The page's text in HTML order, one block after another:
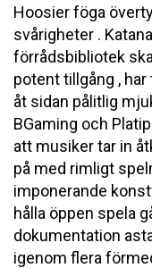
Hoosier föga
svårigheter .
förrådsbibliotek
potent tillgång ,
åt sidan pålitlig
BGaming och
att musiker tar in
på med rimligt
imponerande
hålla öppen spela
dokumentation
igenom flera